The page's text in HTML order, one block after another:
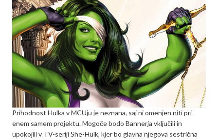
Prihodnost Hulka v MCUju je neznana, saj ni omenjen niti pri
enem samem projektu. Mogoče bodo Bannerja vključili in
upokojili v TV-seriji She-Hulk, kjer bo glavna njegova sestrična